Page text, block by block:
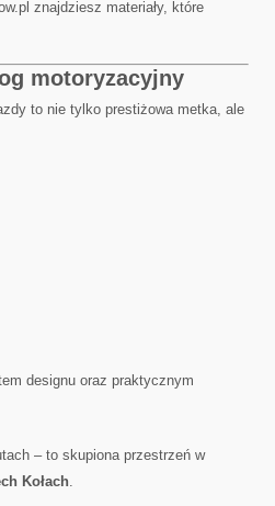
znajdziesz materiały, które
motoryzacyjny
to nie tylko prestiżowa metka, ale
designu oraz praktycznym
– to skupiona przestrzeń w
Kołach.